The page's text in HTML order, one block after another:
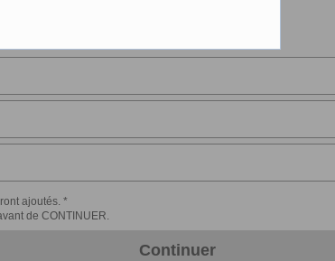
ajoutés. *
de CONTINUER.
Continuer